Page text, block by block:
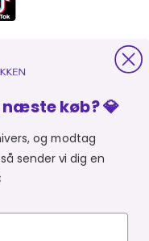
køb? 💎
og modtag
sender vi dig en